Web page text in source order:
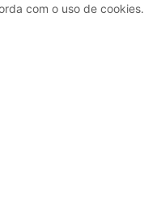
com o uso de cookies.